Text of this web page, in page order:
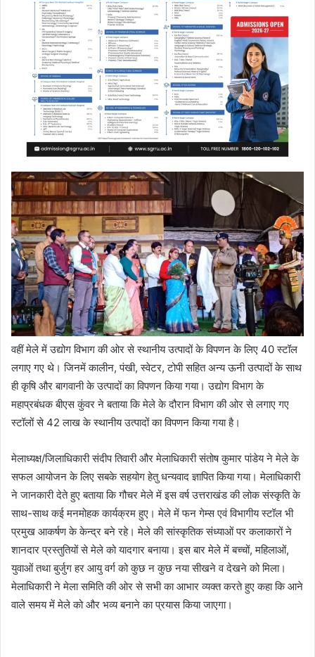
वहीं मेले में उद्योग विभाग की ओर से स्थानीय उत्पादों के विपणन के लिए 40 स्टॉल
लगाए गए थे। जिनमें कालीन, पंखी, स्वेटर, टोपी सहित अन्य ऊनी उत्पादों के साथ
ही कृषि और बागवानी के उत्पादों का विपणन किया गया। उद्योग विभाग के
महाप्रबंधक बीएस कुंवर ने बताया कि मेले के दौरान विभाग की ओर से लगाए गए
स्टॉलों से 42 लाख के स्थानीय उत्पादों का विपणन किया गया है।
मेलाध्यक्ष/जिलाधिकारी संदीप तिवारी और मेलाधिकारी संतोष कुमार पांडेय ने मेले के
सफल आयोजन के लिए सबके सहयोग हेतु धन्यवाद ज्ञापित किया गया। मेलाधिकारी
ने जानकारी देते हुए बताया कि गौचर मेले में इस वर्ष उत्तराखंड की लोक संस्कृति के
साथ-साथ कई मनमोहक कार्यक्रम हुए। मेले में फन गेम्स एवं विभागीय स्टॉल भी
प्रमुख आकर्षण के केन्द्र बने रहे। मेले की सांस्कृतिक संध्याओं पर कलाकारों ने
शानदार प्रस्तुतियों से मेले को यादगार बनाया। इस बार मेले में बच्चों, महिलाओं,
युवाओं तथा बुर्जुग हर आयु वर्ग को कुछ न कुछ नया सीखने व देखने को मिला।
मेलाधिकारी ने मेला समिति की ओर से सभी का आभार व्यक्त करते हुए कहा कि आने
वाले समय में मेले को और भव्य बनाने का प्रयास किया जाएगा।